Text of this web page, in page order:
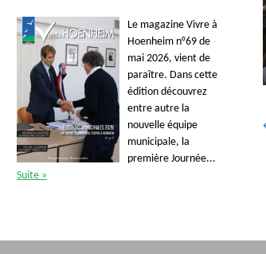
Le magazine Vivre à
Hoenheim n°69 de
mai 2026, vient de
paraître. Dans cette
édition découvrez
entre autre la
nouvelle équipe
municipale, la
première Journée...
Suite »